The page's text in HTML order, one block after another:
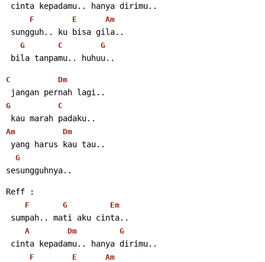
cinta kepadamu.. hanya dirimu..
F E Am
sungguh.. ku bisa gila..
G C G
bila tanpamu.. huhuu..
C Dm
jangan pernah lagi..
G C
kau marah padaku..
Am Dm
yang harus kau tau..
G
sesungguhnya..
Reff :
F G Em
sumpah.. mati aku cinta..
A Dm G
cinta kepadamu.. hanya dirimu..
F E Am